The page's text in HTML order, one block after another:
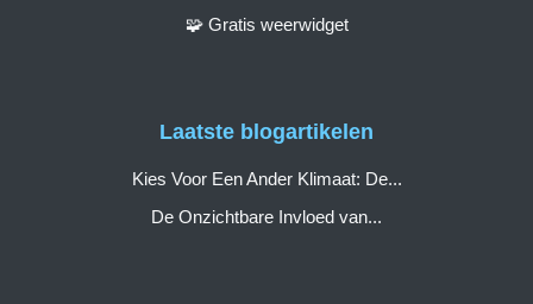
🧩 Gratis weerwidget
Laatste blogartikelen
Kies Voor Een Ander Klimaat: De...
De Onzichtbare Invloed van...